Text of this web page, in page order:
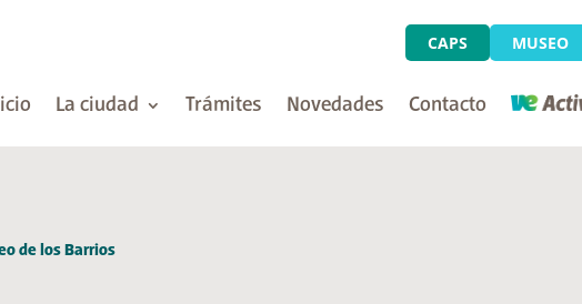
CAPS MUSEO
La ciudad Trámites Novedades Contacto
de los Barrios